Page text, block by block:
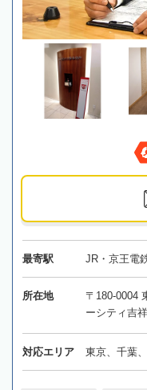
最寄駅 JR・京王電
所在地
〒180-0004
ーシティ吉
対応エリア 東京、千葉